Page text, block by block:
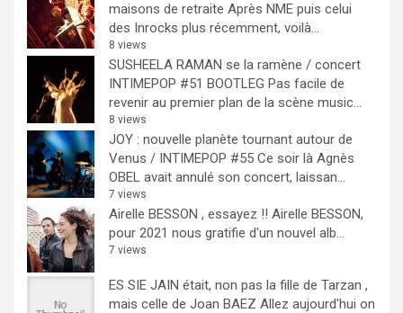
maisons de retraite Après NME puis celui
des Inrocks plus récemment, voilà...
8 views
SUSHEELA RAMAN se la ramène / concert
INTIMEPOP #51 BOOTLEG Pas facile de
revenir au premier plan de la scène music...
8 views
JOY : nouvelle planète tournant autour de
Venus / INTIMEPOP #55 Ce soir là Agnès
OBEL avait annulé son concert, laissan...
7 views
Airelle BESSON , essayez !! Airelle BESSON,
pour 2021 nous gratifie d'un nouvel alb...
7 views
ES SIE JAIN était, non pas la fille de Tarzan ,
mais celle de Joan BAEZ Allez aujourd'hui on